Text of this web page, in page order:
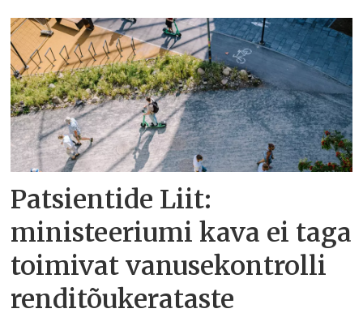
Patsientide Liit:
ministeeriumi kava ei taga
toimivat vanusekontrolli
renditõukerataste